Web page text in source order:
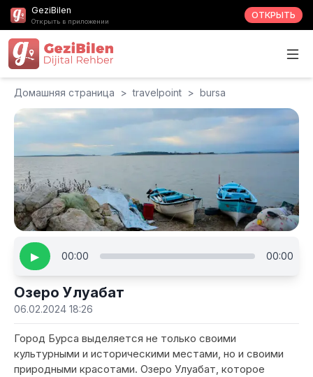
GeziBilen
Открыть в приложении
ОТКРЫТЬ
Домашняя страница > travelpoint > bursa
▶ 00:00 00:00
Озеро Улуабат
06.02.2024 18:26
Город Бурса выделяется не только своими
культурными и историческими местами, но и своими
природными красотами. Озеро Улуабат, которое